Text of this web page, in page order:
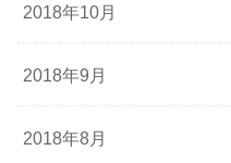
2018年10月
2018年9月
2018年8月